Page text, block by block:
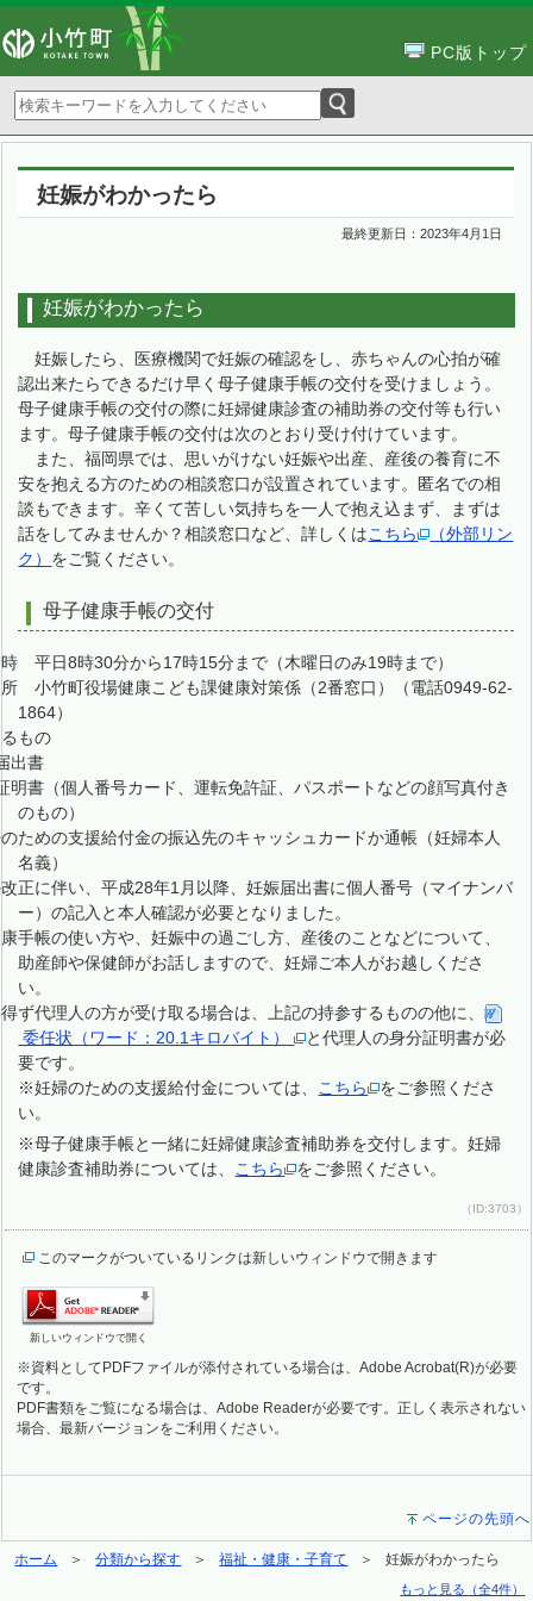
PC版トップ
妊娠がわかったら
最終更新日：2023年4月1日
妊娠がわかったら
妊娠したら、医療機関で妊娠の確認をし、赤ちゃんの心拍が確
認出来たらできるだけ早く母子健康手帳の交付を受けましょう。
母子健康手帳の交付の際に妊婦健康診査の補助券の交付等も行い
ます。母子健康手帳の交付は次のとおり受け付けています。
また、福岡県では、思いがけない妊娠や出産、産後の養育に不
安を抱える方のための相談窓口が設置されています。匿名での相
談もできます。辛くて苦しい気持ちを一人で抱え込まず、まずは
話をしてみませんか？相談窓口など、詳しくはこちら
（外部リン
ク） をご覧ください。
母子健康手帳の交付
日8時30分から17時15分まで（木曜日のみ19時まで）
竹町役場健康こども課健康対策係（2番窓口）（電話0949-62-
1864）
もの
出書
書（個人番号カード、運転免許証、パスポートなどの顔写真付き
のもの）
めの支援給付金の振込先のキャッシュカードか通帳（妊婦本人
名義）
正に伴い、平成28年1月以降、妊娠届出書に個人番号（マイナンバ
ー）の記入と本人確認が必要となりました。
手帳の使い方や、妊娠中の過ごし方、産後のことなどについて、
助産師や保健師がお話しますので、妊婦ご本人がお越しくださ
い。
代理人の方が受け取る場合は、上記の持参するものの他に、
委任状（ワード：20.1キロバイト）
と代理人の身分証明書が必
要です。
※妊婦のための支援給付金については、 こちら
をご参照くださ
い。
※母子健康手帳と一緒に妊婦健康診査補助券を交付します。妊婦
健康診査補助券については、 こちら をご参照ください。
（ID:3703）
このマークがついているリンクは新しいウィンドウで開きます
新しいウィンドウで開く
※資料としてPDFファイルが添付されている場合は、Adobe Acrobat(R)が必要
です。
PDF書類をご覧になる場合は、Adobe Readerが必要です。正しく表示されない
場合、最新バージョンをご利用ください。
ページの先頭へ
ホーム 分類から探す 福祉・健康・子育て 妊娠がわかったら
もっと見る（全4件）